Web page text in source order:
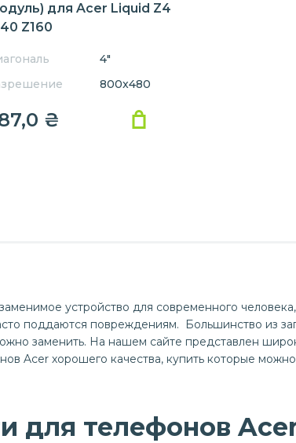
для Acer Liquid Z4
Z160
4"
800x480
₴
устройство для современного
поддаются повреждениям. Большинство из
заменить. На нашем сайте представлен
Acer хорошего качества, купить которые
для телефонов